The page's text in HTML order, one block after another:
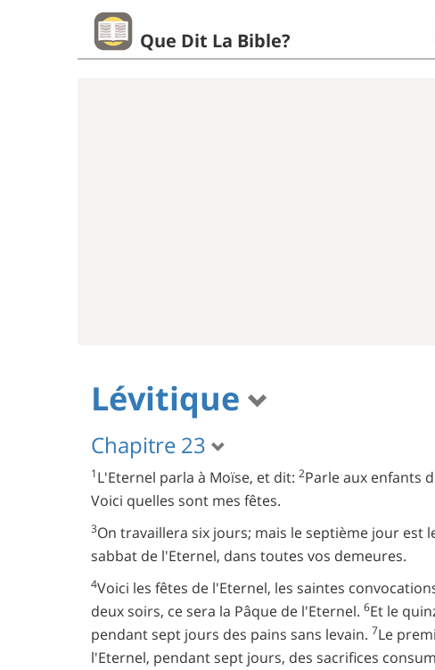
Que Dit La Bible?
Lévitique
Chapitre 23
1L'Eternel parla à Moïse, et dit: 2Parle aux enfants
Voici quelles sont mes fêtes.
3On travaillera six jours; mais le septième jour est
sabbat de l'Eternel, dans toutes vos demeures.
4Voici les fêtes de l'Eternel, les saintes
deux soirs, ce sera la Pâque de l'Eternel. 6Et le
pendant sept jours des pains sans levain. 7Le
l'Eternel, pendant sept jours, des sacrifices